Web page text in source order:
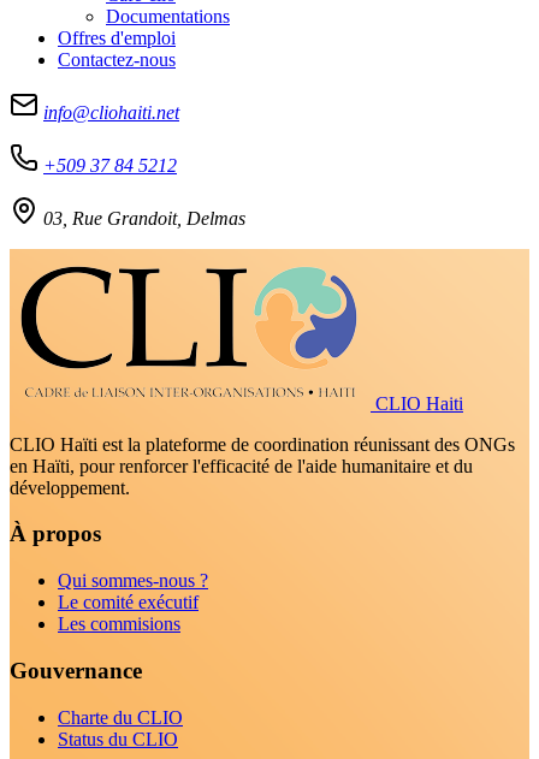
Documentations
Offres d'emploi
Contactez-nous
info@cliohaiti.net
+509 37 84 5212
03, Rue Grandoit, Delmas
CLIO Haiti
CLIO Haïti est la plateforme de coordination réunissant des ONGs
en Haïti, pour renforcer l'efficacité de l'aide humanitaire et du
développement.
À propos
Qui sommes-nous ?
Le comité exécutif
Les commisions
Gouvernance
Charte du CLIO
Status du CLIO